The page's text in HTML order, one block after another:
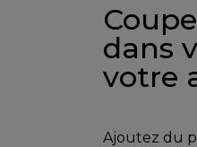
dans
votre
Ajoutez du